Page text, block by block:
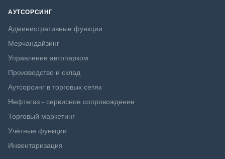
АУТСОРСИНГ
Административные функции
Мерчандайзинг
Управление автопарком
Производство и склад
Аутсорсинг в торговых сетях
Нефтегаз - сервисное сопровождение
Торговый маркетинг
Учётные функции
Инвентаризация